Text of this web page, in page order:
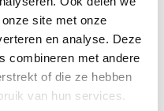
site met onze
en analyse. Deze
combineren met andere
of die ze hebben
van hun services.
aan op gezicht en hals.
volledig is opgenomen.
of als dagelijkse